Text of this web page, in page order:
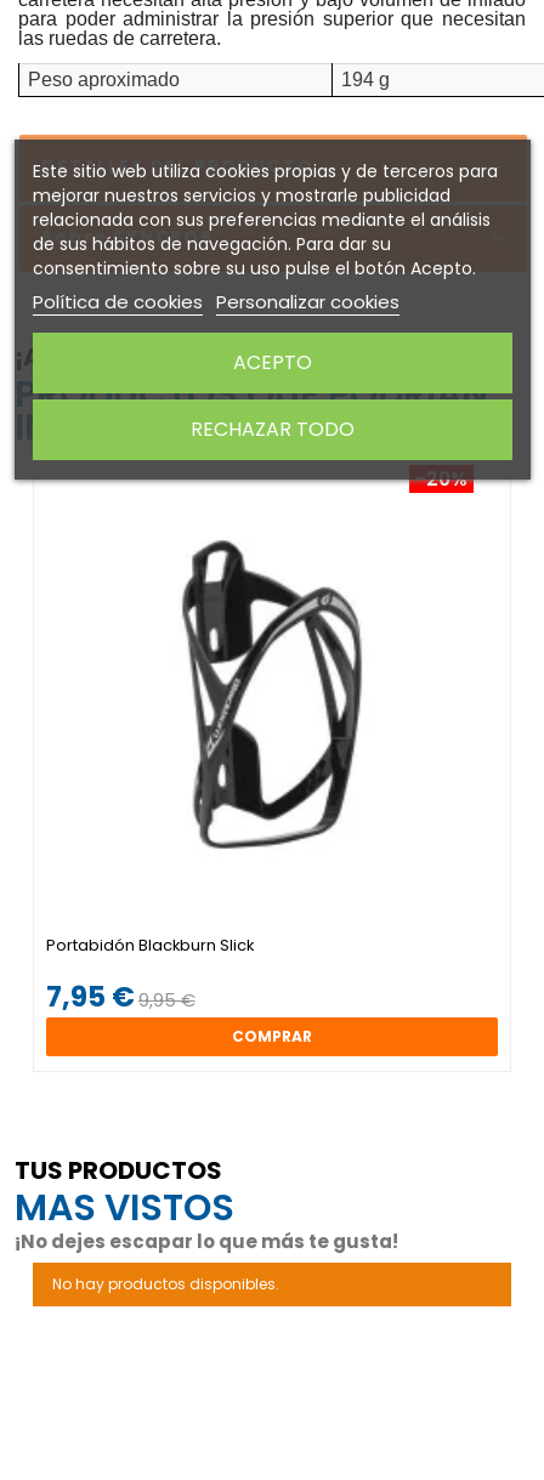
para poder administrar la presión superior que necesitan
las ruedas de carretera.
Peso aproximado
194 g
DETALLES DEL PRODUCTO
Sobre SYNCROS
¡ATENTO! AQUÍ TE DEJAMOS ALGUNOS
PRODUCTOS QUE PODRÍAN
INTERESARTE
-20%
Portabidón Blackburn Slick
7,95 €9,95 €
COMPRAR
TUS PRODUCTOS
MAS VISTOS
¡No dejes escapar lo que más te gusta!
No hay productos disponibles.
Este sitio web utiliza cookies propias y de terceros para
mejorar nuestros servicios y mostrarle publicidad
relacionada con sus preferencias mediante el análisis
de sus hábitos de navegación. Para dar su
consentimiento sobre su uso pulse el botón Acepto.
Política de cookies Personalizar cookies
RECHAZAR TODO
ACEPTO